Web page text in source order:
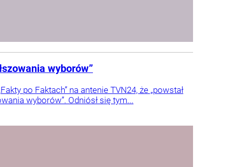
wyborów”
po Faktach” na antenie TVN24, że „powstał
wyborów”. Odniósł się tym...